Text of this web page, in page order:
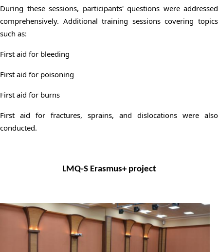
During these sessions, participants' questions were addressed
comprehensively. Additional training sessions covering topics
such as:
First aid for bleeding
First aid for poisoning
First aid for burns
First aid for fractures, sprains, and dislocations were also
conducted.
LMQ-S Erasmus+ project